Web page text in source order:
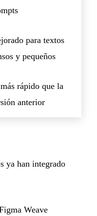
para textos
y pequeños
rápido que la
anterior
ya han integrado
Weave